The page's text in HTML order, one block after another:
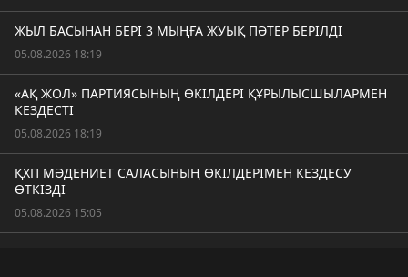
ЖЫЛ БАСЫНАН БЕРІ 3 МЫҢҒА ЖУЫҚ ПӘТЕР БЕРІЛДІ
05.08.2026 18:19
«АҚ ЖОЛ» ПАРТИЯСЫНЫҢ ӨКІЛДЕРІ ҚҰРЫЛЫСШЫЛАРМЕН
КЕЗДЕСТІ
05.08.2026 18:19
ҚХП МӘДЕНИЕТ САЛАСЫНЫҢ ӨКІЛДЕРІМЕН КЕЗДЕСУ
ӨТКІЗДІ
05.08.2026 15:05